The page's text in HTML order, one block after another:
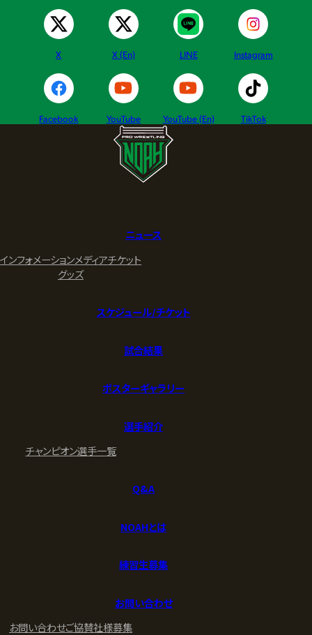
X X (En) LINE Instagram
Facebook YouTube YouTube (En) TikTok
ニュース
インフォメーションメディアチケット
グッズ
スケジュール/チケット
試合結果
ポスターギャラリー
選手紹介
チャンピオン選手一覧
Q&A
NOAHとは
練習生募集
お問い合わせ
お問い合わせご協賛社様募集